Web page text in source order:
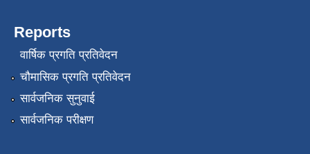
Reports
वार्षिक प्रगति प्रतिवेदन
चौमासिक प्रगति प्रतिवेदन
सार्वजनिक सुनुवाई
सार्वजनिक परीक्षण